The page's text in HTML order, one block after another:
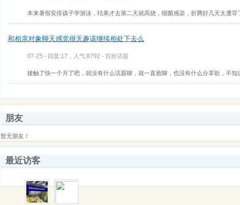
本来暑假安排孩子学游泳，结果才去第二天就高烧，细菌感染，折腾好几天太遭
和相亲对象聊天感觉很无趣该继续相处下去么
07-25 - 回复:17，人气:8792 - 百姓话题
接触了快一个月了吧，就没有什么话题聊，就一直尬聊，也没有什么分享欲，不知
朋友
暂无朋友！
最近访客